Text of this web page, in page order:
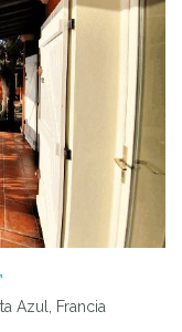
Azul, Francia